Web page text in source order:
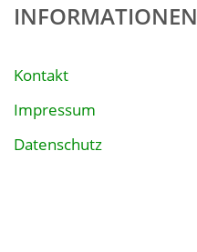
INFORMATIONEN
Kontakt
Impressum
Datenschutz